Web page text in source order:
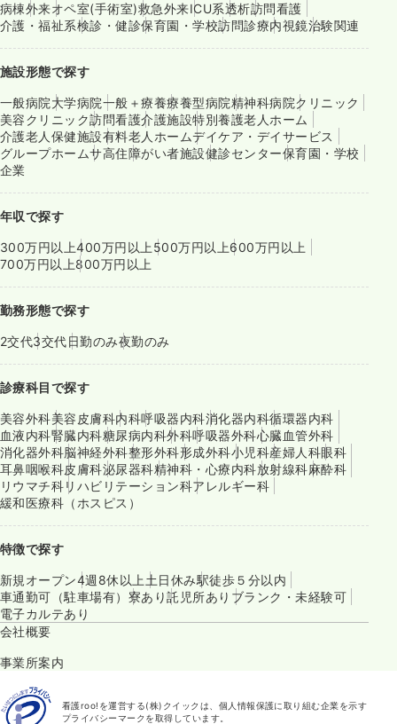
病棟外来オペ室(手術室)救急外来ICU系透析訪問看護
介護・福祉系検診・健診保育園・学校訪問診療内視鏡治験関連
施設形態で探す
一般病院大学病院一般＋療養療養型病院精神科病院クリニック
美容クリニック訪問看護介護施設特別養護老人ホーム
介護老人保健施設有料老人ホームデイケア・デイサービス
グループホームサ高住障がい者施設健診センター保育園・学校
企業
年収で探す
300万円以上400万円以上 500万円以上600万円以上
700万円以上800万円以上
勤務形態で探す
2交代3交代日勤のみ夜勤のみ
診療科目で探す
美容外科美容皮膚科内科呼吸器内科消化器内科循環器内科
血液内科腎臓内科糖尿病内科外科呼吸器外科心臓血管外科
消化器外科脳神経外科整形外科形成外科小児科産婦人科眼科
耳鼻咽喉科皮膚科泌尿器科精神科・心療内科放射線科麻酔科
リウマチ科リハビリテーション科アレルギー科
緩和医療科（ホスピス）
特徴で探す
新規オープン4週8休以上 土日休み駅徒歩５分以内
車通勤可（駐車場有） 寮あり託児所あり ブランク・未経験可
電子カルテあり
会社概要
事業所案内
看護roo!を運営する(株)クイックは、個人情報保護に取り組む企業を示す
プライバシーマークを取得しています。